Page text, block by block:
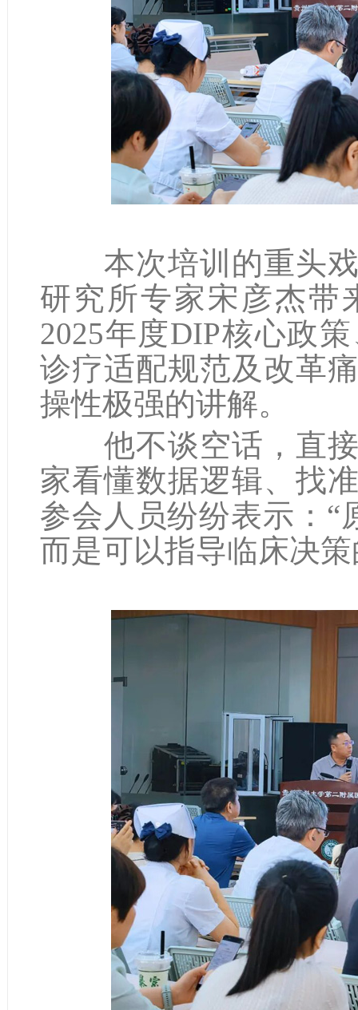
本次培训的重头戏
研究所专家宋彦杰带
2025年度DIP核心政
诊疗适配规范及改革
操性极强的讲解。
他不谈空话，直接
家看懂数据逻辑、找
参会人员纷纷表示：“
而是可以指导临床决策